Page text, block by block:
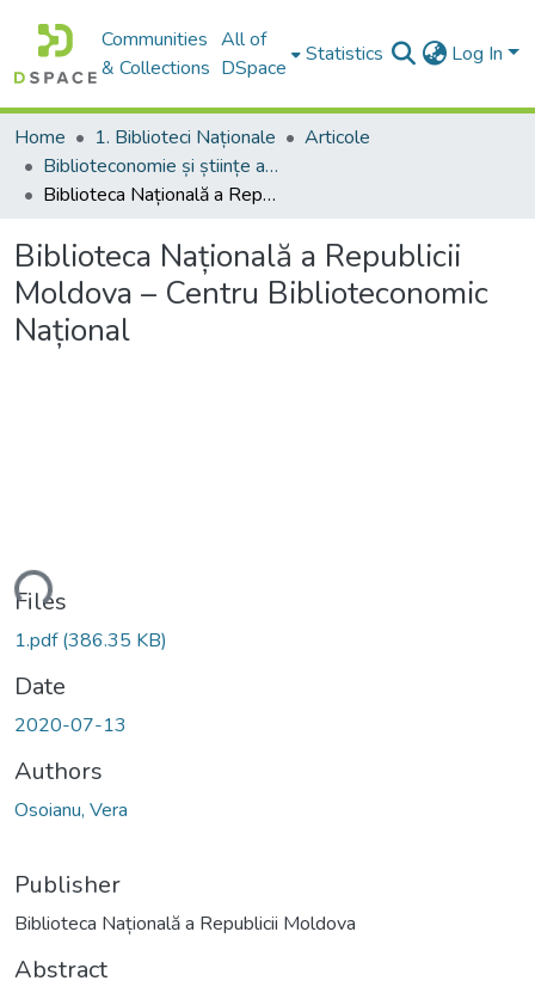
Communities
& Collections
All of
DSpace
Statistics Log In
Home 1. Biblioteci Naționale
Articole
Biblioteconomie și științe ale informării:aspecte teoretice și generalități
Biblioteca Națională a Republicii Moldova – Centru Biblioteconomic Național
Biblioteca Națională a Republicii
Moldova – Centru Biblioteconomic
Național
Files
1.pdf(386.35 KB)
Date
2020-07-13
Authors
Osoianu, Vera
Publisher
Biblioteca Națională a Republicii Moldova
Abstract